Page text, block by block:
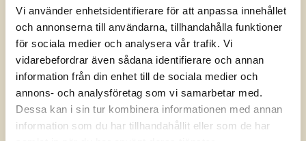
Vi använder enhetsidentifierare för att anpassa innehållet
och annonserna till användarna, tillhandahålla funktioner
för sociala medier och analysera vår trafik. Vi
vidarebefordrar även sådana identifierare och annan
information från din enhet till de sociala medier och
annons- och analysföretag som vi samarbetar med.
Dessa kan i sin tur kombinera informationen med annan
information som du har tillhandahållit eller som de har
rekryteringskonsulter. Vi ser fram emot att höra från dig!